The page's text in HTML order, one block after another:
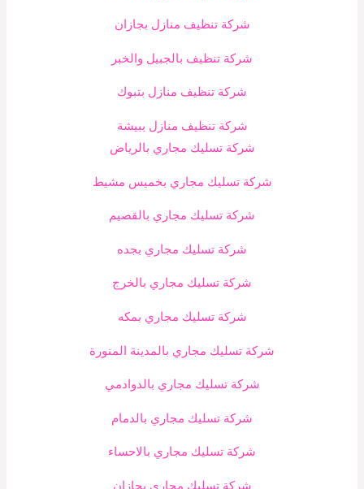
شركة تنظيف منازل بجازان
شركة تنظيف بالجبيل والخبر
شركة تنظيف منازل بتبوك
شركة تنظيف منازل ببيشة
شركة تسليك مجاري بالرياض
شركة تسليك مجاري بخميس مشيط
شركة تسليك مجاري بالقصيم
شركة تسليك مجاري بجده
شركة تسليك مجاري بالخرج
شركة تسليك مجاري بمكه
شركة تسليك مجاري بالمدينة المنورة
شركة تسليك مجاري بالدوادمي
شركة تسليك مجاري بالدمام
شركة تسليك مجاري بالاحساء
شركة تسليك مجاري بجازان